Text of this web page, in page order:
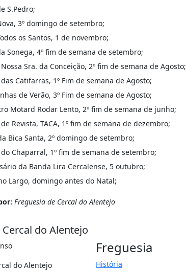
S.Pedro;
3º domingo de setembro;
os Santos, 1 de novembro;
Sonega, 4º fim de semana de setembro;
Nossa Sra. da Conceição, 2º fim de semana de Agosto;
das Catifarras, 1º Fim de semana de Agosto;
de Verão, 3º Fim de semana de Agosto;
Motard Rodar Lento, 2º fim de semana de junho;
Revista, TACA, 1º fim de semana de dezembro;
Bica Santa, 2º domingo de setembro;
do Chaparral, 1º fim de semana de setembro;
da Banda Lira Cercalense, 5 outubro;
Largo, domingo antes do Natal;
Freguesia de Cercal do Alentejo
do Alentejo
do Alentejo
Freguesia
História